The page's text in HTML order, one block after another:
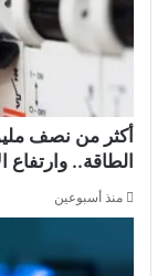
أكثر من نصف
الطاقة.. وارتفاع
منذ أسبوعين